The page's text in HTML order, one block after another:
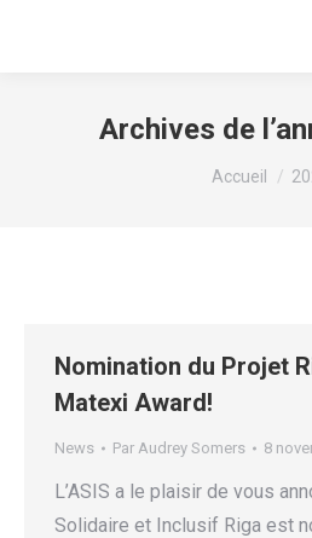
Archives de
Vous êtes
Accueil
Nomination du Projet
Matexi Award!
News Par Audrey Somers 8
L’ASIS a le plaisir de vous
Solidaire et Inclusif Riga est